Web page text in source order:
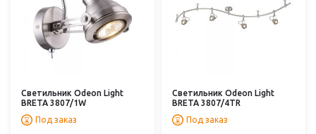
Светильник Odeon Light
BRETA 3807/1W
Под заказ
Светильник Odeon Light
BRETA 3807/4TR
Под заказ